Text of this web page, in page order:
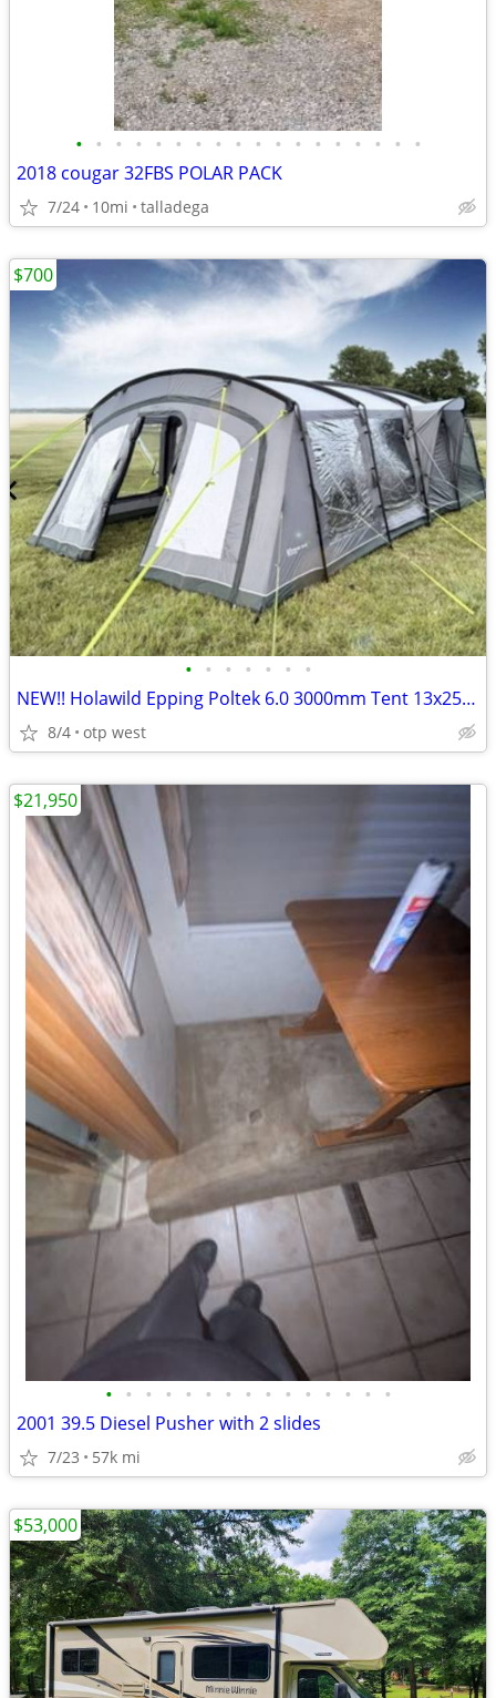
• • • • • • • • • • • • • • • • • •
2018 cougar 32FBS POLAR PACK
7/24 10mi talladega
• • • • • • •
NEW!! Holawild Epping Poltek 6.0 3000mm Tent 13x25 feet
8/4 otp west
$700
• • • • • • • • • • • • • • •
2001 39.5 Diesel Pusher with 2 slides
7/23 57k mi
$21,950
$53,000